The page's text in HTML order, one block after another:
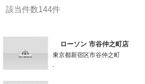
該当件数144件
ローソン 市谷仲之町店
東京都新宿区市谷仲之町
-